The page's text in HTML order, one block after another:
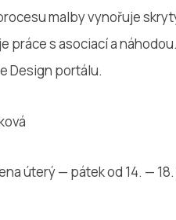
malby vynořuje
práce s asociací a
Design portálu.
úterý — pátek od 14. —